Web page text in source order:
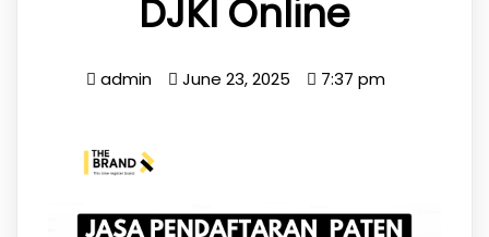
DJKI Online
admin June 23, 2025 7:37 pm